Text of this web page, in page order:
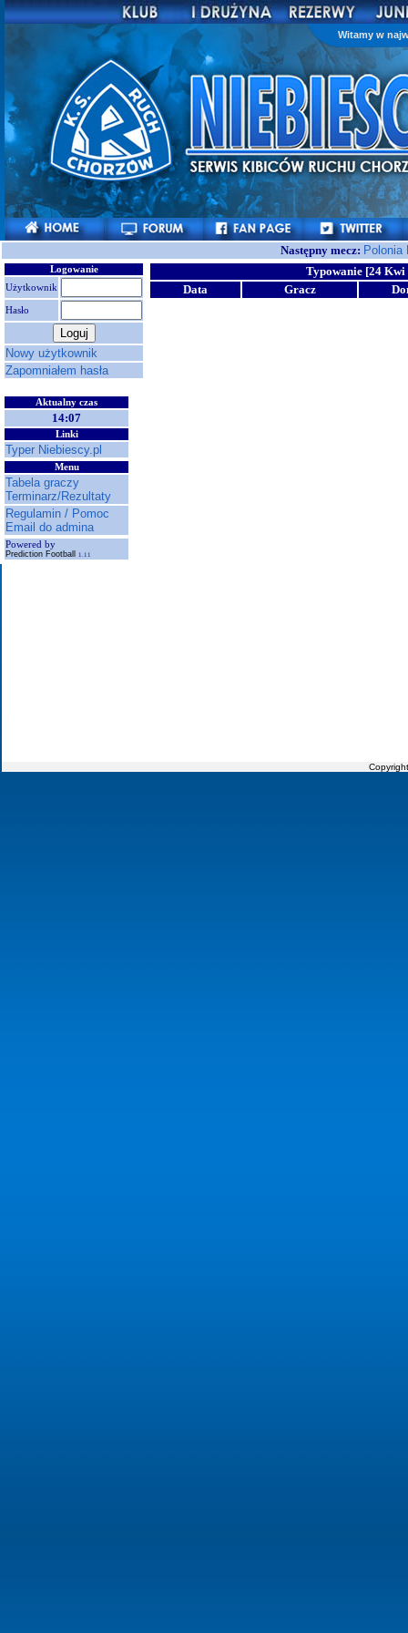
Witamy w
Następny mecz:
Logowanie
Użytkownik
Hasło
Nowy użytkownik
Zapomniałem hasła
Aktualny czas
14:07
Linki
Typer Niebiescy.pl
Menu
Tabela graczy
Terminarz/Rezultaty
Regulamin / Pomoc
Email do admina
Powered by
Prediction Football 1.11
Typowanie [24 Kwi
Data
Gracz